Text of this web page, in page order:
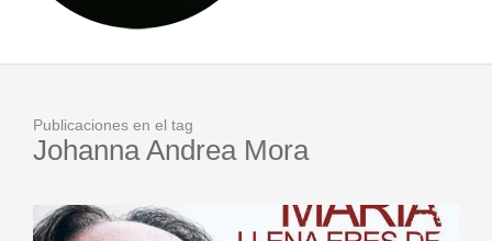
Publicaciones en el tag
Johanna Andrea Mora